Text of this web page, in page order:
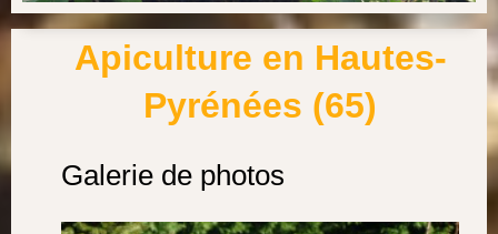
Apiculture en Hautes-
Pyrénées (65)
Galerie de photos